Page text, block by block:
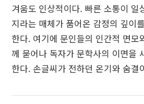
겨움도 인상적이다. 빠른 소통이 일
지라는 매체가 품어온 감정의 깊이
한다. 여기에 문인들의 인간적 면모
께 묻어나 독자가 문학사의 이면을
한다. 손글씨가 전하던 온기와 숨결